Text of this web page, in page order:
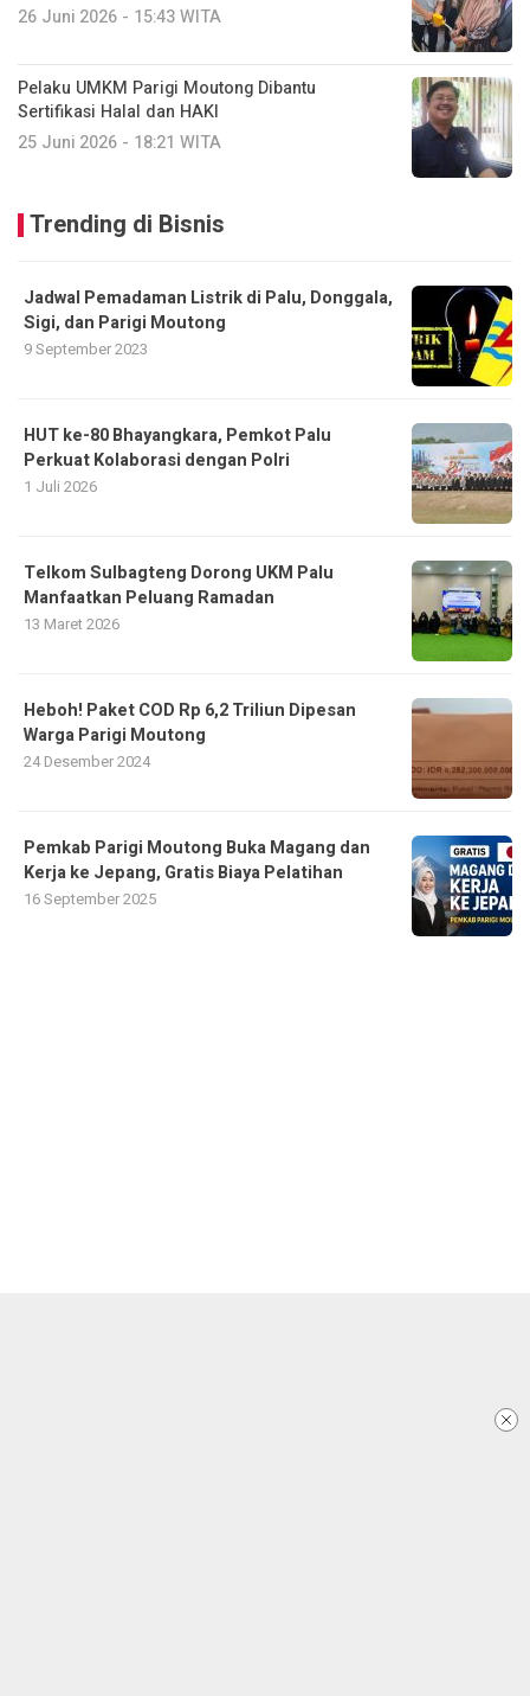
26 Juni 2026 - 15:43 WITA
Pelaku UMKM Parigi Moutong Dibantu
Sertifikasi Halal dan HAKI
25 Juni 2026 - 18:21 WITA
Trending di Bisnis
Jadwal Pemadaman Listrik di Palu, Donggala,
Sigi, dan Parigi Moutong
9 September 2023
HUT ke-80 Bhayangkara, Pemkot Palu
Perkuat Kolaborasi dengan Polri
1 Juli 2026
Telkom Sulbagteng Dorong UKM Palu
Manfaatkan Peluang Ramadan
13 Maret 2026
Heboh! Paket COD Rp 6,2 Triliun Dipesan
Warga Parigi Moutong
24 Desember 2024
Pemkab Parigi Moutong Buka Magang dan
Kerja ke Jepang, Gratis Biaya Pelatihan
16 September 2025